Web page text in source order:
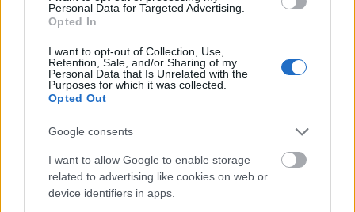
Personal Data for Targeted Advertising.
Opted In
I want to opt-out of Collection, Use,
Retention, Sale, and/or Sharing of my
Personal Data that Is Unrelated with the
Purposes for which it was collected.
Opted Out
Google consents
I want to allow Google to enable storage
related to advertising like cookies on web or
device identifiers in apps.
megtenni, ha már nincs idő kezelni a
Kíváncsi vagyok, hogy – szép lassan csöpögtetve –
mikor kerülnek elő újabb és újabb dokumentumok,
és ki lesz a következő. S bár Kósa szerint csupán az
ellenzék próbálja őt lejáratni, szerintem súlyosabb a
dolog – a vadászat elkezdődött. Nem rénszarvasra,
nem jegesmedvére. És most nem Semjénnél van a
puska.